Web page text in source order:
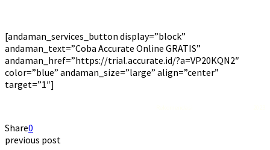
[andaman_services_button display=”block”
andaman_text=”Coba Accurate Online GRATIS”
andaman_href=”https://trial.accurate.id/?a=VP20KQN2″
color=”blue” andaman_size=”large” align=”center”
target=”1″]
Share0
previous post